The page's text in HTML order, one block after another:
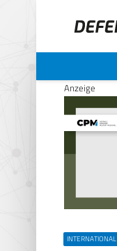
Anzeige
INTERNATIONAL